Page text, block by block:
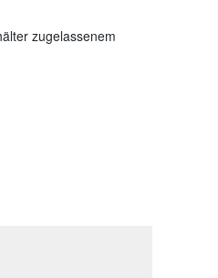
zugelassenem